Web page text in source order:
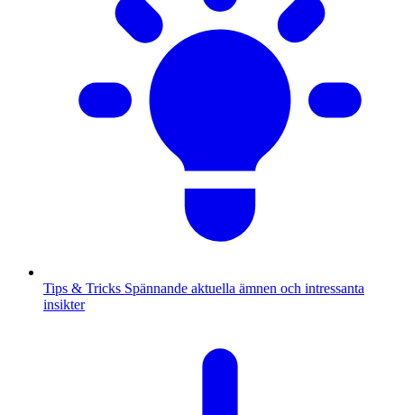
Tips & Tricks Spännande aktuella ämnen och intressanta
insikter